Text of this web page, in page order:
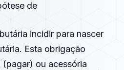
de
incidir para nascer
Esta obrigação
ou acessória